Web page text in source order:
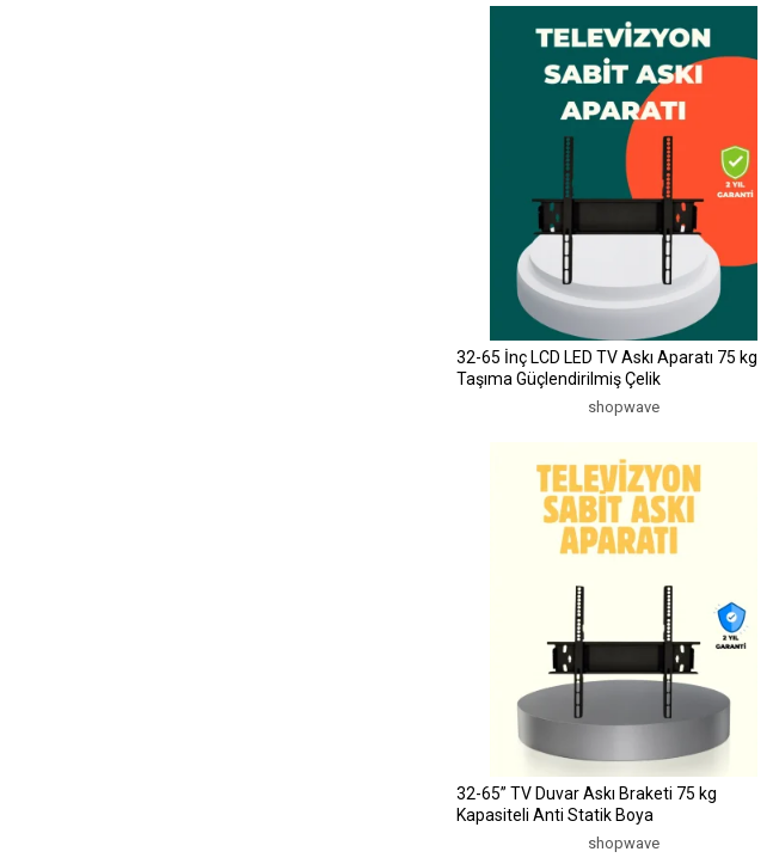
32-65 İnç LCD LED TV Askı Aparatı 75 kg
Taşıma Güçlendirilmiş Çelik
shopwave
32-65” TV Duvar Askı Braketi 75 kg
Kapasiteli Anti Statik Boya
shopwave